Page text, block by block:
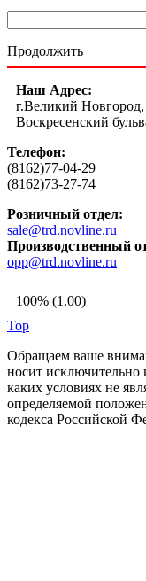
Продолжить
Наш Адрес:
г.Великий Новгород,
Воскресенский
Телефон:
(8162)77-04-29
(8162)73-27-74
Розничный отдел:
sale@trd.novline.ru
Производственный
opp@trd.novline.ru
100% (1.00)
Top
Обращаем ваше
носит
каких условиях не
определяемой
кодекса Российской